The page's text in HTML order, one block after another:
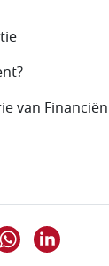
van
X op Bluesky
dit item op
via